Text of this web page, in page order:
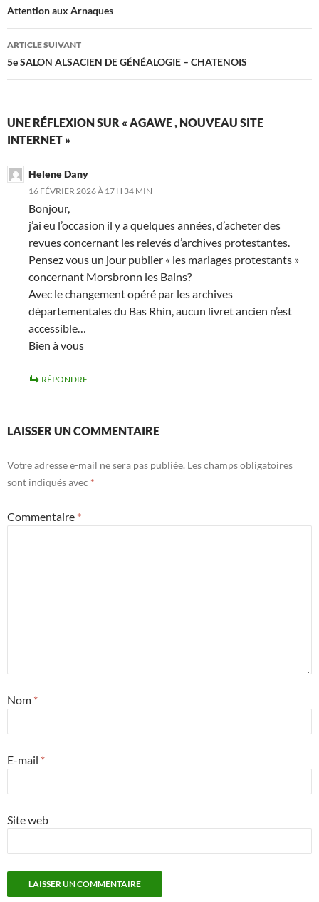
des
articles
Attention aux Arnaques
ARTICLE SUIVANT
5e SALON ALSACIEN DE GÉNÉALOGIE – CHATENOIS
UNE RÉFLEXION SUR « AGAWE , NOUVEAU SITE
INTERNET »
Helene Dany
16 FÉVRIER 2026 À 17 H 34 MIN
Bonjour,
j’ai eu l’occasion il y a quelques années, d’acheter des
revues concernant les relevés d’archives protestantes.
Pensez vous un jour publier « les mariages protestants »
concernant Morsbronn les Bains?
Avec le changement opéré par les archives
départementales du Bas Rhin, aucun livret ancien n’est
accessible…
Bien à vous
RÉPONDRE
LAISSER UN COMMENTAIRE
Votre adresse e-mail ne sera pas publiée. Les champs obligatoires
sont indiqués avec *
Commentaire *
Nom *
E-mail *
Site web